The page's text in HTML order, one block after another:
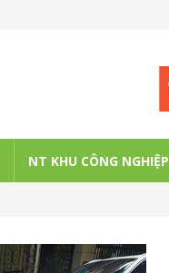
NT KHU CÔNG NGHIỆP